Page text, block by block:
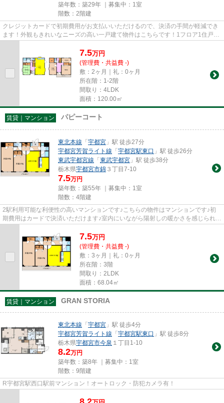
築年数：築29年 ｜募集中： 1室
階数：2階建
クレジットカードで初期費用がお支払いいただけるので、決済の手間が軽減でき
ます！外観もきれいなニーズの高い一戸建て物件はこちらです！1フロア1住戸が
快適な空間を作っている物件...
7.5万円
(管理費・共益費 -)
敷：2ヶ月｜礼：0ヶ月
所在階：1-2階
間取り：4LDK
面積：120.00㎡
賃貸｜マンション パピーコート
東北本線 「宇都宮 」駅 徒歩27分
宇都宮芳賀ライト線 「宇都宮駅東口 」駅 徒歩26分
東武宇都宮線 「東武宇都宮 」駅 徒歩38分
栃木県宇都宮市錦 ３丁目7-10
7.5万円
築年数：築55年 ｜募集中： 1室
階数：4階建
2駅利用可能な利便性の高いマンションです♪こちらの物件はマンションです♪初
期費用はカードで決済いただけます♪室内にいながら陽射しの暖かさを感じられ
る、魅力的な物件です♪当社スタ...
7.5万円
(管理費・共益費 -)
敷：3ヶ月｜礼：0ヶ月
所在階：3階
間取り：2LDK
面積：68.04㎡
賃貸｜マンション GRAN STORIA
東北本線 「宇都宮 」駅 徒歩4分
宇都宮芳賀ライト線 「宇都宮駅東口 」駅 徒歩8分
栃木県宇都宮市今泉 １丁目1-10
8.2万円
築年数：築8年 ｜募集中： 1室
階数：9階建
R宇都宮駅西口駅前マンション！オートロック・防犯カメラ有！